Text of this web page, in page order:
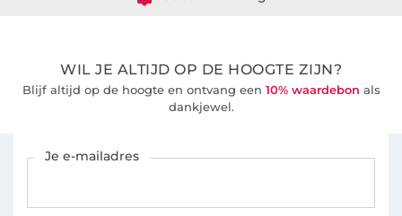
WIL JE ALTIJD OP DE HOOGTE ZIJN?
Blijf altijd op de hoogte en ontvang een 10% waardebon als
dankjewel.
Je e-mailadres